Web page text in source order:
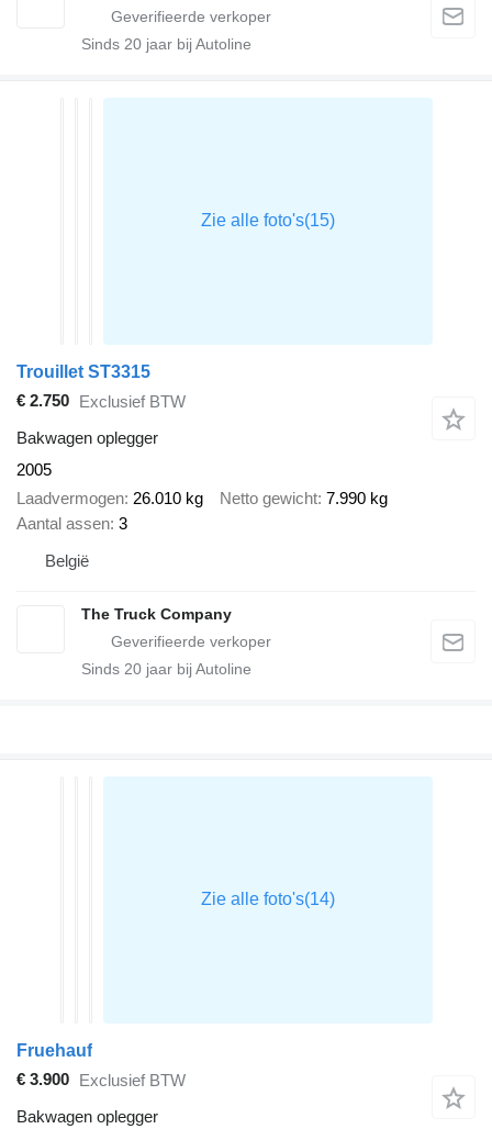
Sinds 20 jaar bij Autoline
Trouillet ST3315
€ 2.750 Exclusief BTW
Bakwagen oplegger
2005
Laadvermogen 26.010 kg Netto gewicht 7.990 kg
Aantal assen 3
België
The Truck Company
Sinds 20 jaar bij Autoline
Fruehauf
€ 3.900 Exclusief BTW
Bakwagen oplegger